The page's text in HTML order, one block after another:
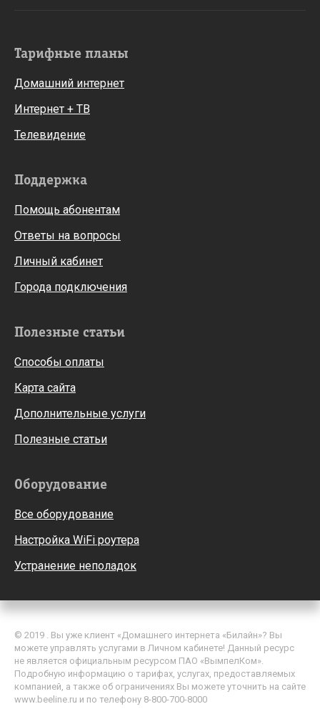
Тарифные планы
Домашний интернет
Интернет + ТВ
Телевидение
Поддержка
Помощь абонентам
Ответы на вопросы
Личный кабинет
Города подключения
Полезные статьи
Способы оплаты
Карта сайта
Дополнительные услуги
Полезные статьи
Оборудование
Все оборудование
Настройка WiFi роутера
Устранение неполадок
© 2019 . Вы уже клиент «Домашнего интернета «Билайн»? Вы
можете управлять услугами в Личном кабинете! Данный ресурс
не является официальным ресурсом ПАО «ВымпелКом».
Подробную информацию о тарифах, услугах, предоставляемых
компанией, а также об ограничениях Вы можете уточнить на сайте
www.beeline.ru и по телефону 8-800-700-8000